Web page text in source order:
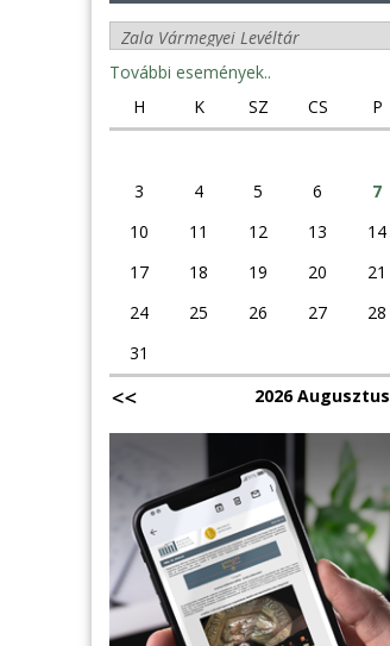
További események..
H
K SZ CS P
3
4 5 6 7
10
11 12 13 14
17
18 19 20 21
24
25 26 27 28
31
2026 Augusztus